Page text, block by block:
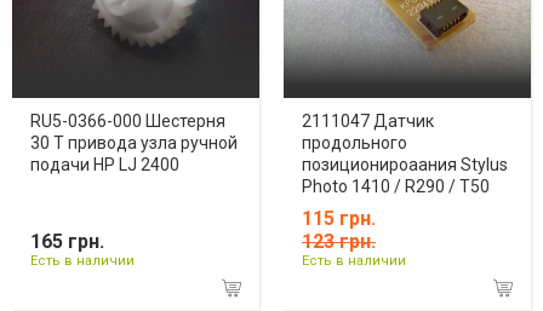
RU5-0366-000 Шестерня
30 Т привода узла ручной
подачи HP LJ 2400
165 грн.
Есть в наличии
2111047 Дaтчик
прoдольногo
позиционироaания Stуlus
Photo 1410 / R290 / T50
115 грн.
123 грн.
Есть в наличии